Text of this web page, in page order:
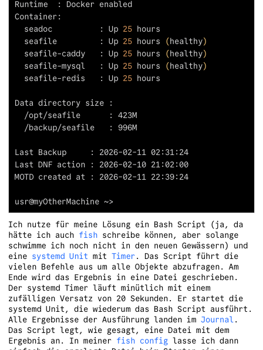
  seadoc          : Up
25
  seafile         : Up
25 hours (healthy)
  seafile-caddy   : Up
25 hours (healthy)
  seafile-mysql   : Up
25 hours (healthy)
  seafile-redis   : Up
25
Ich nutze für meine Lösung ein Bash Script (ja, da
hätte ich auch fish schreibe können, aber solange
schwimme ich noch nicht in den neuen Gewässern) und
eine systemd Unit mit Timer. Das Script führt die
vielen Befehle aus um alle Objekte abzufragen. Am
Ende wird das Ergebnis in eine Datei geschrieben.
Der systemd Timer läuft minütlich mit einem
zufälligen Versatz von 20 Sekunden. Er startet die
systemd Unit, die wiederum das Bash Script ausführt.
Alle Ergebnisse der Ausführung landen im Journal .
Das Script legt, wie gesagt, eine Datei mit dem
Ergebnis an. In meiner fish config lasse ich dann